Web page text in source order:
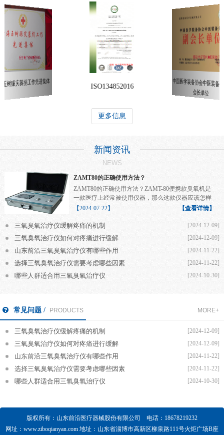
中国医学装备协会中医装备
会长单位
ISO134852016
树赈灾募捐工作先进集体
更多信息
新闻资讯
NEWS
ZAMT80的正确使用方法？
ZAMT80的正确使用方法？ZAMT-80便携款臭氧机是
一款医疗上经常被使用仪器，那么这款仪器应该怎样
正...
【2024-07-22】 【查看详情】
[2024-12-09]
三氧臭氧治疗仪缓解疼痛的机制
[2024-12-09]
三氧臭氧治疗仪如何对疼痛进行缓解
[2024-11-22]
山东前沿三氧臭氧治疗仪有哪些作用
[2024-11-22]
选择三氧臭氧治疗仪需要考虑哪些因素
[2024-10-30]
哪些人群适合用三氧臭氧治疗仪
常见问题 / PRODUCTS MORE+
[2024-12-09]
三氧臭氧治疗仪缓解疼痛的机制
[2024-12-09]
三氧臭氧治疗仪如何对疼痛进行缓解
[2024-11-22]
山东前沿三氧臭氧治疗仪有哪些作用
[2024-11-22]
选择三氧臭氧治疗仪需要考虑哪些因素
[2024-10-30]
哪些人群适合用三氧臭氧治疗仪
版权所有：山东前沿医疗器械股份有限公司 电话：18678219232
网址：www.ziboqianyan.com地址：山东省淄博市高新区柳泉路111号火炬广场B座